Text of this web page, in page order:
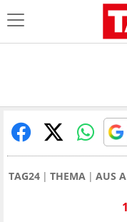
TAG24 THEMA AUS